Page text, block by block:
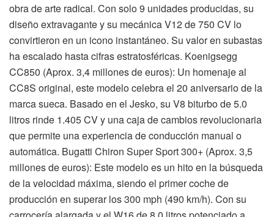
obra de arte radical. Con solo 9 unidades producidas, su
diseño extravagante y su mecánica V12 de 750 CV lo
convirtieron en un icono instantáneo. Su valor en subastas
ha escalado hasta cifras estratosféricas. Koenigsegg
CC850 (Aprox. 3,4 millones de euros): Un homenaje al
CC8S original, este modelo celebra el 20 aniversario de la
marca sueca. Basado en el Jesko, su V8 biturbo de 5.0
litros rinde 1.405 CV y una caja de cambios revolucionaria
que permite una experiencia de conducción manual o
automática. Bugatti Chiron Super Sport 300+ (Aprox. 3,5
millones de euros): Este modelo es un hito en la búsqueda
de la velocidad máxima, siendo el primer coche de
producción en superar los 300 mph (490 km/h). Con su